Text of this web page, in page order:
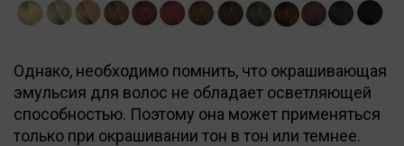
Однако, необходимо помнить, что окрашивающая
эмульсия для волос не обладает осветляющей
способностью. Поэтому она может применяться
только при окрашивании тон в тон или темнее.